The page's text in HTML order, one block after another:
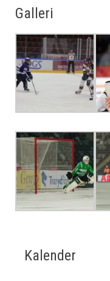
Galleri
Kalender